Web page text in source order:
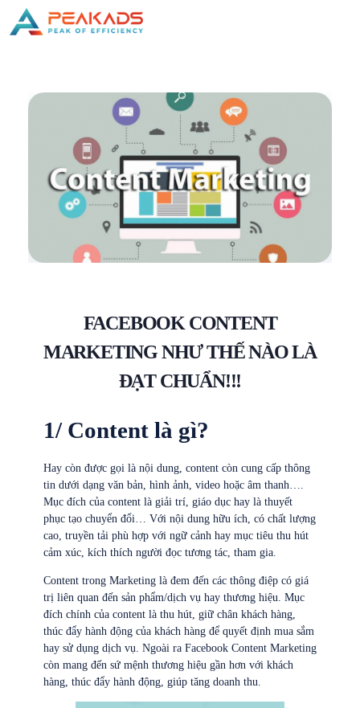
FACEBOOK CONTENT
MARKETING NHƯ THẾ NÀO LÀ
ĐẠT CHUẨN!!!
1/ Content là gì?
Hay còn được gọi là nội dung, content còn cung cấp thông
tin dưới dạng văn bản, hình ảnh, video hoặc âm thanh….
Mục đích của content là giải trí, giáo dục hay là thuyết
phục tạo chuyển đổi… Với nội dung hữu ích, có chất lượng
cao, truyền tải phù hợp với ngữ cảnh hay mục tiêu thu hút
cảm xúc, kích thích người đọc tương tác, tham gia.
Content trong Marketing là đem đến các thông điệp có giá
trị liên quan đến sản phẩm/dịch vụ hay thương hiệu. Mục
đích chính của content là thu hút, giữ chân khách hàng,
thúc đẩy hành động của khách hàng để quyết định mua sắm
hay sử dụng dịch vụ. Ngoài ra Facebook Content Marketing
còn mang đến sứ mệnh thương hiệu gần hơn với khách
hàng, thúc đẩy hành động, giúp tăng doanh thu.